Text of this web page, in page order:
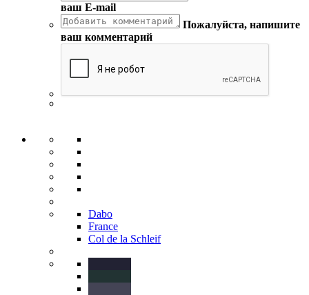
ваш E-mail
Пожалуйста, напишите
ваш комментарий
Dabo
France
Col de la Schleif